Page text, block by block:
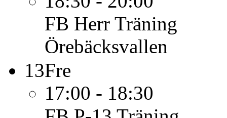
FB Herr Träning
Örebäcksvallen
13Fre
17:00 - 18:30